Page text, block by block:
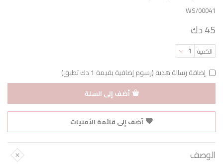
WS/00041
45 دك
الكمية 1
إضافة رسالة هدية (رسوم إضافية بقيمة 1 دك تطبق)
أضف إلى السلة
أضف إلى قائمة الأمنيات
الوصف